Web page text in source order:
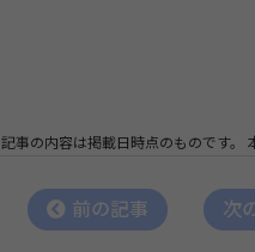
記事の内容は掲載日時点のものです。
前の記事 次